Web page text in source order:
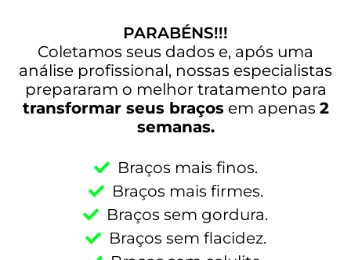
PARABÉNS!!!
Coletamos seus dados e, após uma
análise profissional, nossas especialistas
prepararam o melhor tratamento para
transformar seus braçosem apenas 2
semanas.
Braços mais finos.
Braços mais firmes.
Braços sem gordura.
Braços sem flacidez.